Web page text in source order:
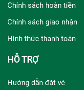
Chính sách hoàn tiền
Chính sách giao nhận
Hình thức thanh toán
HỖ TRỢ
Hướng dẫn đặt vé